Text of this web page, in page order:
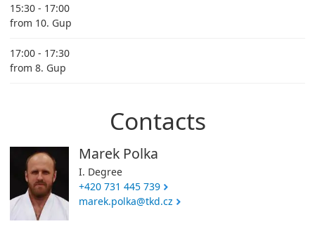
15:30 - 17:00
from 10. Gup
17:00 - 17:30
from 8. Gup
Contacts
Marek Polka
I. Degree
+420 731 445 739
marek.polka@tkd.cz